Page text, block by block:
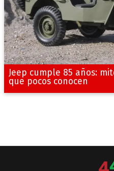
Jeep cumple 85 años:
que pocos conocen